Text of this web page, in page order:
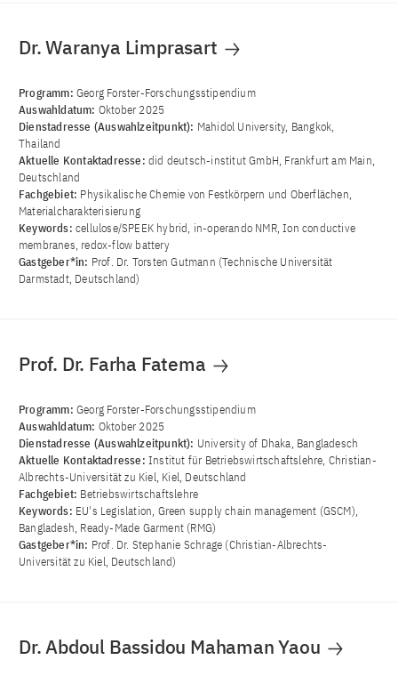
Dr. Waranya Limprasart
Programm: Georg Forster-Forschungsstipendium
Auswahldatum: Oktober 2025
Dienstadresse (Auswahlzeitpunkt): Mahidol University, Bangkok,
Thailand
Aktuelle Kontaktadresse: did deutsch-institut GmbH, Frankfurt am Main,
Deutschland
Fachgebiet: Physikalische Chemie von Festkörpern und Oberflächen,
Materialcharakterisierung
Keywords: cellulose/SPEEK hybrid, in-operando NMR, Ion conductive
membranes, redox-flow battery
Gastgeber*in: Prof. Dr. Torsten Gutmann (Technische Universität
Darmstadt, Deutschland)
Prof. Dr. Farha Fatema
Programm: Georg Forster-Forschungsstipendium
Auswahldatum: Oktober 2025
Dienstadresse (Auswahlzeitpunkt): University of Dhaka, Bangladesch
Aktuelle Kontaktadresse: Institut für Betriebswirtschaftslehre, Christian-
Albrechts-Universität zu Kiel, Kiel, Deutschland
Fachgebiet: Betriebswirtschaftslehre
Keywords: EU's Legislation, Green supply chain management (GSCM),
Bangladesh, Ready-Made Garment (RMG)
Gastgeber*in: Prof. Dr. Stephanie Schrage (Christian-Albrechts-
Universität zu Kiel, Deutschland)
Dr. Abdoul Bassidou Mahaman Yaou